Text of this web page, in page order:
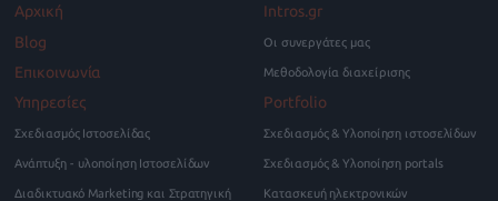
Αρχική
Blog
Επικοινωνία
Intros.gr
Οι συνεργάτες μας
Μεθοδολογία διαχείρισης
Υπηρεσίες
Σχεδιασμός Ιστοσελίδας
Ανάπτυξη - υλοποίηση Ιστοσελίδων
Διαδικτυακό Marketing και Στρατηγική
Portfolio
Σχεδιασμός & Υλοποίηση ιστοσελίδων
Σχεδιασμός & Υλοποίηση portals
Κατασκευή ηλεκτρονικών